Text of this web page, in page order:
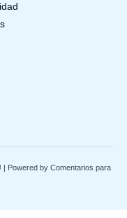
Powered by Comentarios para